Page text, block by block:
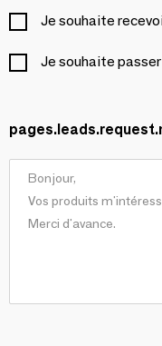
Je souhaite
Je souhaite